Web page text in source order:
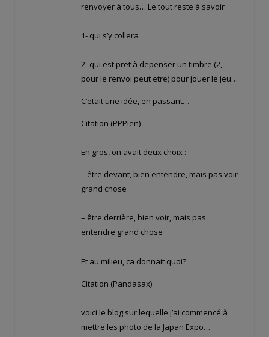
renvoyer à tous… Le tout reste à savoir
1- qui s’y collera
2- qui est pret à depenser un timbre (2,
pour le renvoi peut etre) pour jouer le jeu…
C’etait une idée, en passant…
Citation (PPPien)
En gros, on avait deux choix :
– être devant, bien entendre, mais pas voir
grand chose
– être derrière, bien voir, mais pas
entendre grand chose
Et au milieu, ca donnait quoi?
Citation (Pandasax)
voici le blog sur lequelle j’ai commencé à
mettre les photo de la Japan Expo…